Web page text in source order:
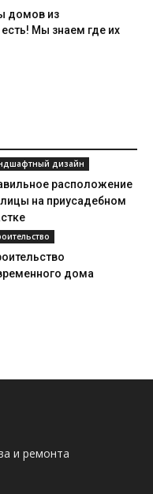
домов из
Мы знаем где их
дизайн
расположение
на приусадебном
дома
и ремонта